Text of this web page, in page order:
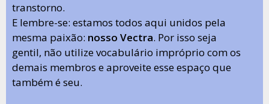
transtorno.
E lembre-se: estamos todos aqui unidos pela
mesma paixão: nosso Vectra. Por isso seja
gentil, não utilize vocabulário impróprio com os
demais membros e aproveite esse espaço que
também é seu.